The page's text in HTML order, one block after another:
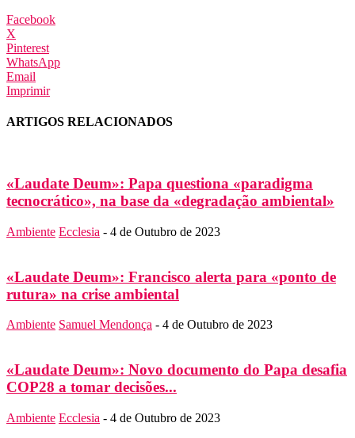
Facebook
X
Pinterest
WhatsApp
Email
Imprimir
ARTIGOS RELACIONADOS
«Laudate Deum»: Papa questiona «paradigma
tecnocrático», na base da «degradação ambiental»
Ambiente Ecclesia - 4 de Outubro de 2023
«Laudate Deum»: Francisco alerta para «ponto de
rutura» na crise ambiental
Ambiente Samuel Mendonça - 4 de Outubro de 2023
«Laudate Deum»: Novo documento do Papa desafia
COP28 a tomar decisões...
Ambiente Ecclesia - 4 de Outubro de 2023